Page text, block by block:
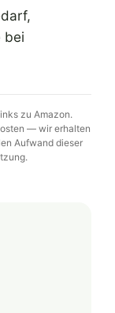
bei
zu Amazon.
— wir erhalten
Aufwand dieser